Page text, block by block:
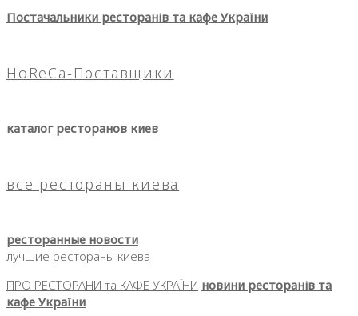
Постачальники ресторанів та кафе України
HoReCa-Поставщики
каталог ресторанов киев
все рестораны киева
ресторанные новости
лучшие рестораны киева
ПРО РЕСТОРАНИ та КАФЕ УКРАЇНИ новини ресторанів та
кафе України